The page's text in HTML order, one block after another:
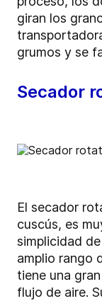
giran los
grumos y se
Secador
El secador
cuscús, es
simplicidad
amplio rango
tiene una
flujo de aire.